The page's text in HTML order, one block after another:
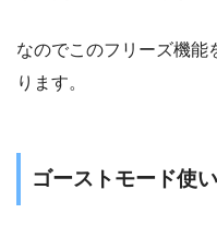
なのでこのフリーズ機能
ります。
ゴーストモード使